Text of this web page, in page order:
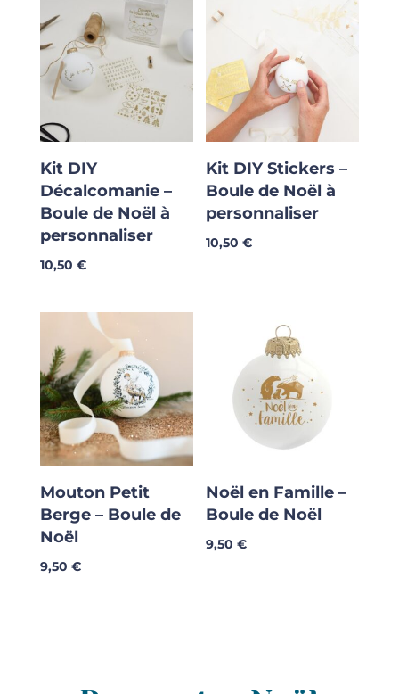
Kit DIY
Décalcomanie –
Boule de Noël à
personnaliser
10,50 €
Kit DIY Stickers –
Boule de Noël à
personnaliser
10,50€
Mouton Petit
Berge – Boule de
Noël
9,50 €
Noël en Famille –
Boule de Noël
9,50€